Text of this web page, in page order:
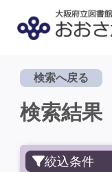
検索へ戻る
検索結果
絞込条件